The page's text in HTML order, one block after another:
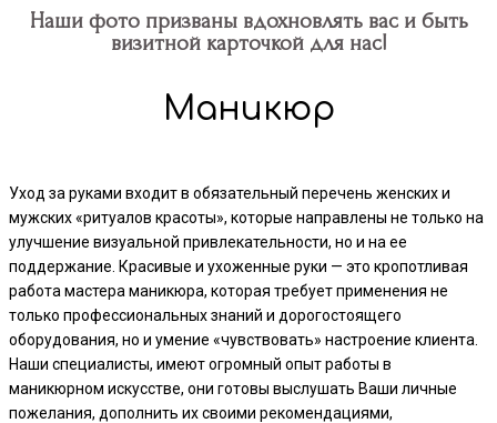
Наши фото призваны вдохновлять вас и быть
визитной карточкой для нас!
Маникюр
Уход за руками входит в обязательный перечень женских и
мужских «ритуалов красоты», которые направлены не только на
улучшение визуальной привлекательности, но и на ее
поддержание. Красивые и ухоженные руки — это кропотливая
работа мастера маникюра, которая требует применения не
только профессиональных знаний и дорогостоящего
оборудования, но и умение «чувствовать» настроение клиента.
Наши специалисты, имеют огромный опыт работы в
маникюрном искусстве, они готовы выслушать Ваши личные
пожелания, дополнить их своими рекомендациями,